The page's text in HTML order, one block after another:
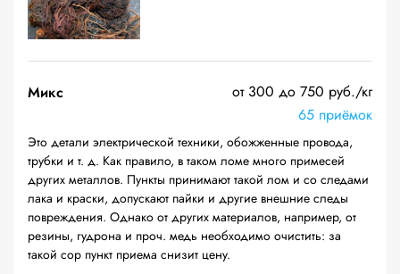
Микс
от 300 до 750 руб./кг
65 приёмок
Это детали электрической техники, обожженные провода,
трубки и т. д. Как правило, в таком ломе много примесей
других металлов. Пункты принимают такой лом и со следами
лака и краски, допускают пайки и другие внешние следы
повреждения. Однако от других материалов, например, от
резины, гудрона и проч. медь необходимо очистить: за
такой сор пункт приема снизит цену.